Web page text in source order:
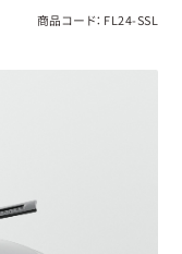
商品コード： FL24-SSL